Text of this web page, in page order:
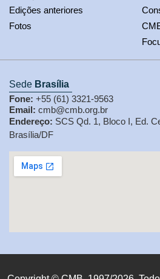
Edições anteriores
Fotos
Sede Brasília
Fone: +55 (61) 3321-9563
Email: cmb@cmb.org.br
Endereço: SCS Qd. 1, Bloco I, Ed.
Brasília/DF